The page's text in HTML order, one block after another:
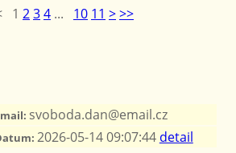
1 234 ... 10 11 >>>
svoboda.dan@email.cz
2026-05-14 09:07:44 detail